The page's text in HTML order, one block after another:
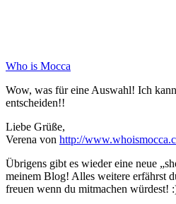
Who is Mocca
Wow, was für eine Auswahl! Ich
entscheiden!!
Liebe Grüße,
Verena von http://
Übrigens gibt es wieder eine neue
meinem Blog! Alles weitere erfährst
freuen wenn du mitmachen würdest!